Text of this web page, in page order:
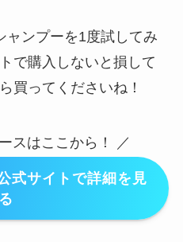
ャンプーを1度試してみ
で購入しないと損して
買ってくださいね！
スはここから！ ／
式サイトで詳細を見
る